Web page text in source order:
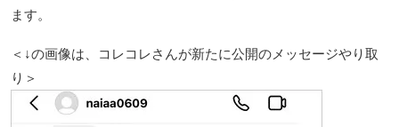
ます。
＜↓の画像は、コレコレさんが新たに公開のメッセージやり取
り＞